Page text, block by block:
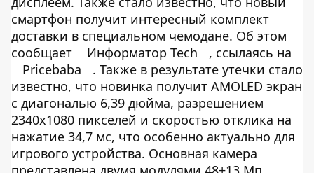
смартфон получит интересный комплект
доставки в специальном чемодане. Об этом
сообщает
Информатор Tech
, ссылаясь на
Pricebaba
. Также в результате утечки стало
известно, что новинка получит AMOLED экран
с диагональю 6,39 дюйма, разрешением
2340х1080 пикселей и скоростью отклика на
нажатие 34,7 мс, что особенно актуально для
игрового устройства. Основная камера